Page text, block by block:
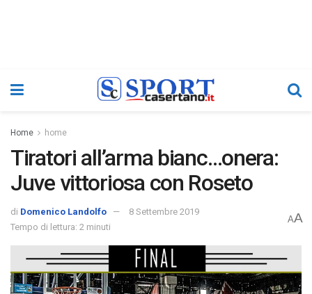
Home home
Tiratori all’arma bianc…onera:
Juve vittoriosa con Roseto
di Domenico Landolfo
8 Settembre 2019
Tempo di lettura: 2 minuti
AA